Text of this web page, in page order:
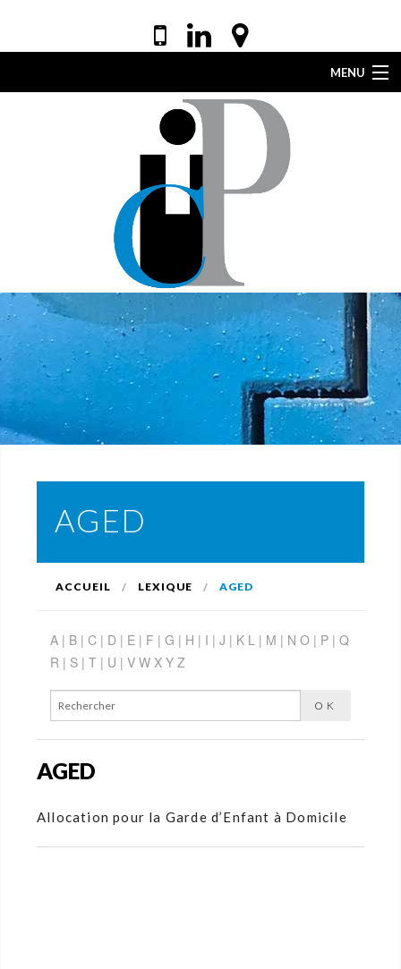
MENU
DROIT DE LA SANTÉ
AGED
ACCUEIL LEXIQUE AGED
A | B | C | D | E | F | G | H | I | J | K L | M | N O | P | Q
R | S | T | U | V W X Y Z
AGED
Allocation pour la Garde d’Enfant à Domicile